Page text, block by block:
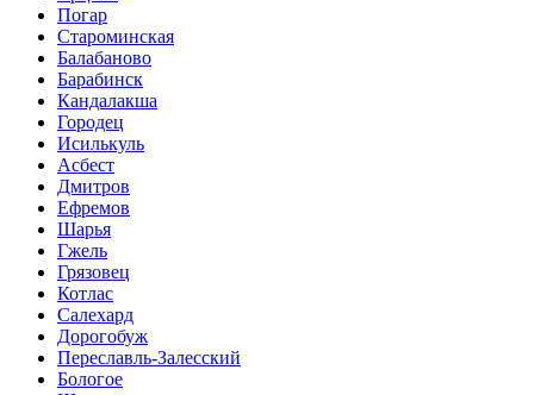
Погар
Староминская
Балабаново
Барабинск
Кандалакша
Городец
Исилькуль
Асбест
Дмитров
Ефремов
Шарья
Гжель
Грязовец
Котлас
Салехард
Дорогобуж
Переславль-Залесский
Бологое